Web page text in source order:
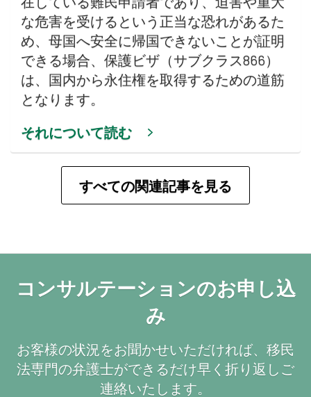
な危害を受けるという正当な恐れがあるた
め、母国へ安全に帰国できないことが証明
できる場合、保護ビザ（サブクラス866）
は、国内から永住権を取得するための道筋
となります。
それについて読む
すべての関連記事を見る
コンサルテーションのお申し込
み
お客様の状況をお聞かせいただければ、移民
法専門の弁護士ができるだけ早く折り返しご
連絡いたします。